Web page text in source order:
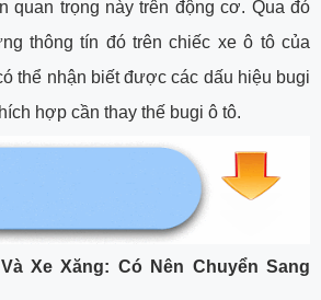
quan trọng này trên động cơ. Qua đó
thông tín đó trên chiếc xe ô tô của
thể nhận biết được các dấu hiệu bugi
hợp cần thay thế bugi ô tô.
Xe Xăng: Có Nên Chuyển Sang